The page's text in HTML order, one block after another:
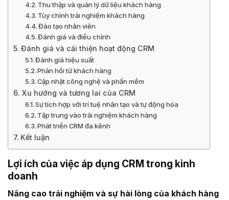
Thu thập và quản lý dữ liệu khách hàng
Tùy chỉnh trải nghiệm khách hàng
Đào tạo nhân viên
Đánh giá và điều chỉnh
Đánh giá và cải thiện hoạt động CRM
Đánh giá hiệu suất
Phản hồi từ khách hàng
Cập nhật công nghệ và phần mềm
Xu hướng và tương lai của CRM
Sự tích hợp với trí tuệ nhân tạo và tự động hóa
Tập trung vào trải nghiệm khách hàng
Phát triển CRM đa kênh
Kết luận
Lợi ích của việc áp dụng CRM trong kinh
doanh
Nâng cao trải nghiệm và sự hài lòng của khách hàng